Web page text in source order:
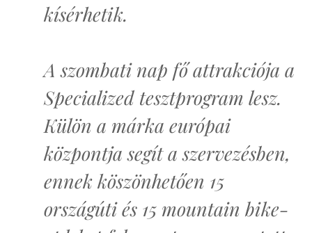
kísérhetik.
A szombati nap fő attrakciója a
Specialized tesztprogram lesz.
Külön a márka európai
központja segít a szervezésben,
ennek köszönhetően 15
országúti és 15 mountain bike-